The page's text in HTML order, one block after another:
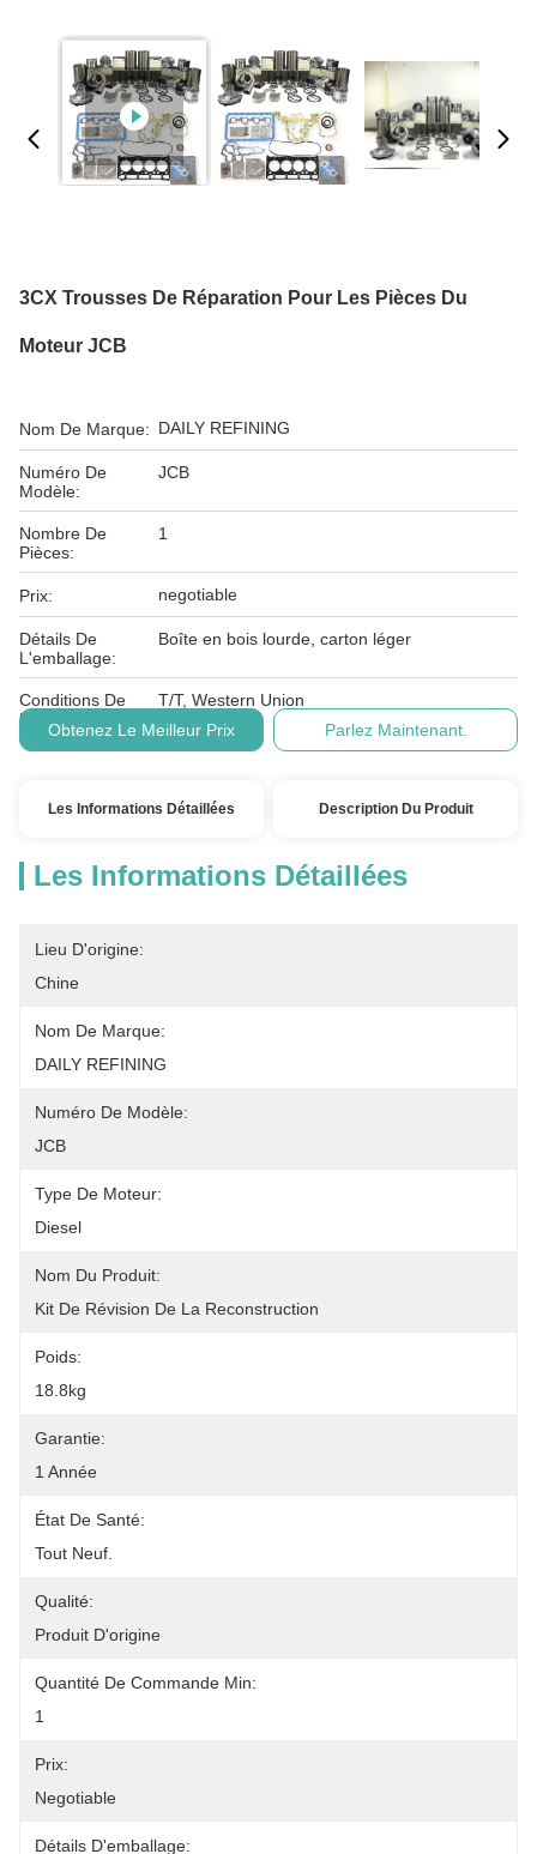
3CX Trousses De Réparation Pour Les Pièces Du
Moteur JCB
Nom De Marque: DAILY REFINING
Numéro De
Modèle:
JCB
Nombre De
Pièces:
1
Prix: negotiable
Détails De
L'emballage:
Boîte en bois lourde, carton léger
Conditions De
Paiement:
T/T, Western Union
Obtenez Le Meilleur Prix
Parlez Maintenant.
Les Informations Détaillées Description Du Produit
Les Informations Détaillées
Lieu D'origine:
Chine
Nom De Marque:
DAILY REFINING
Numéro De Modèle:
JCB
Type De Moteur:
Diesel
Nom Du Produit:
Kit De Révision De La Reconstruction
Poids:
18.8kg
Garantie:
1 Année
État De Santé:
Tout Neuf.
Qualité:
Produit D'origine
Quantité De Commande Min:
1
Prix:
Negotiable
Détails D'emballage: